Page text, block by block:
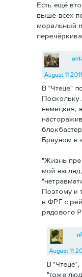
Есть ещё
выше всех
моральный
August 11
В "Чтеце"
Поскольку
немецкая,
Брауном в
"Жизнь
мой
Поэтому и
в ФРГ с
рядового
August 11
В "Чтеце",
"тоже